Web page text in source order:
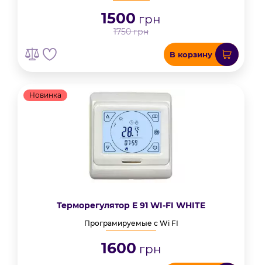
1500 грн
1750грн
В корзину
Новинка
Терморегулятор E 91 WI-FI WHITE
Програмируемые с Wi FI
1600 грн